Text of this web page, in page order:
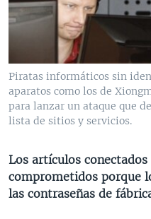
VENEZUELA
NICARAGUA
ECONOMÍA
ENTRETENIMIENTO Y
TECNOLOGÍA
DEPORTES
CIENCIA Y SALUD
MULTIMEDIA
VIDEOS
FOTOGRAFÍA
AUDIOS
PROGRAMAS TV
EL MUNDO AL DÍA
FORO INTERAMERICANO
VISIÓN 360
PANORAMA
RADIO
AVANCE INFORMATIVO
AUDIONOTICIAS
ESTADOS UNIDOS AL DÍA
EL MUNDO AL DÍA [RADIO]
DIRECT
DOCUMENTALES DE LA VOA
Learning English
SÍGANOS
Piratas informáticos sin
aparatos como los de
para lanzar un ataque que
lista de sitios y servicios.
Los artículos
comprometidos porque
las contraseñas de